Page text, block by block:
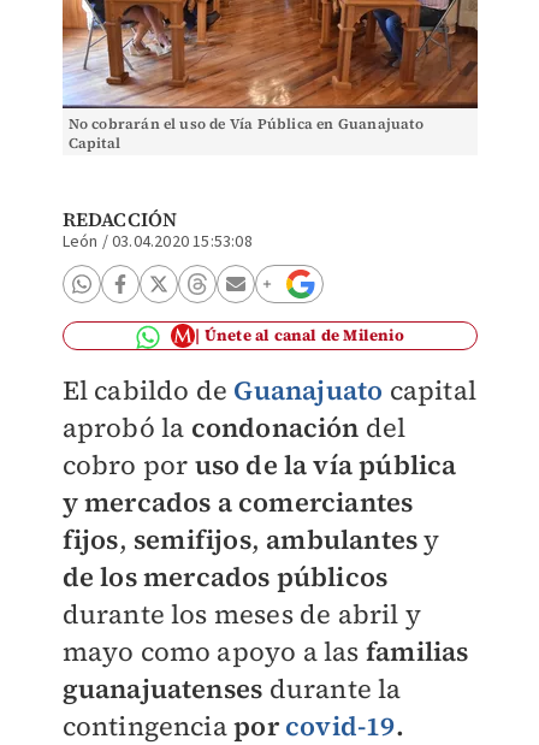
No cobrarán el uso de Vía Pública en Guanajuato
Capital
REDACCIÓN
León /03.04.2020 15:53:08
Únete al canal de Milenio
El cabildo de Guanajuato capital
aprobó la condonación del
cobro por uso de la vía pública
y mercados a comerciantes
fijos, semifijos, ambulantesy
de los mercados públicos
durante los meses de abril y
mayo como apoyo a las familias
guanajuatenses durante la
contingenciaporcovid-19.